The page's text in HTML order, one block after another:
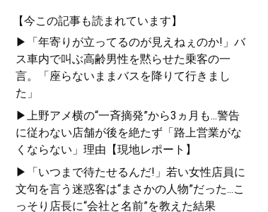
【今この記事も読まれています】
▶「年寄りが立ってるのが見えねぇのか!」バ
ス車内で叫ぶ高齢男性を黙らせた乗客の一
言。「座らないままバスを降りて行きまし
た」
▶上野アメ横の“一斉摘発”から3ヵ月も...警告
に従わない店舗が後を絶たず「路上営業がな
くならない」理由【現地レポート】
▶「いつまで待たせるんだ!」若い女性店員に
文句を言う迷惑客は“まさかの人物”だった...こ
っそり店長に“会社と名前”を教えた結果